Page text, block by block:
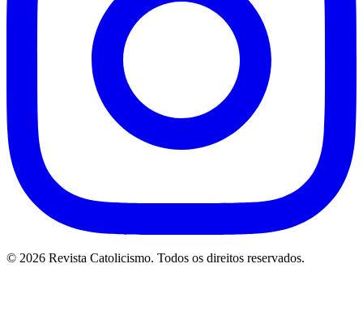
© 2026 Revista Catolicismo. Todos os direitos reservados.